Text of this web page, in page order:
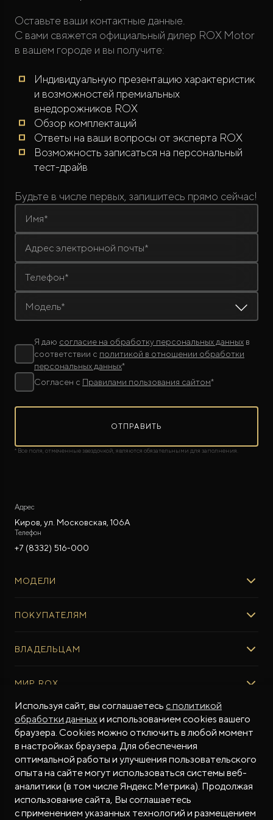
ROX ADAMAS
Совершенно новый флагманский внедорожник
от 9 300 000 ₽*
Оставьте ваши контактные данные.
С вами свяжется официальный дилер ROX Motor
в вашем городе и вы получите:
Индивидуальную презентацию характеристик
и возможностей премиальных
внедорожников ROX
Обзор комплектаций
Ответы на ваши вопросы от эксперта ROX
Возможность записаться на персональный
тест-драйв
Будьте в числе первых, запишитесь прямо сейчас!
Имя*
Адрес электронной почты*
Телефон*
Модель*
Я даю согласие на обработку персональных данных в
соответствии с политикой в отношении обработки
персональных данных*
Согласен с Правилами пользования сайтом*
ОТПРАВИТЬ
* Все поля, отмеченные звездочкой, являются обязательными для заполнения.
Адрес
Киров, ул. Московская, 106А
Телефон
+7 (8332) 516-000
МОДЕЛИ
ROX ADAMAS
ПОКУПАТЕЛЯМ
Авто в наличии
Тест-драйв
Специальные предложения
ФИНАНСЫ И УСЛУГИ
Финансовые программы
Рассчитать кредит
Трейд-ин
Калькулятор трейд-ин
Страхование
ВЛАДЕЛЬЦАМ
Регламент ТО
Программное обеспечение
ПОДДЕРЖКА
Гарантия производителя
Контракт гарантийной поддержки
Помощь на дорогах
Руководства по эксплуатации
МИР ROX
О БРЕНДЕ
Бренд ROX
Дизайн Pininfarina
СМИ о нас
Истории владельцев
Часто задаваемые вопросы
МЫ В СОЦСЕТЯХ
Используя сайт, вы соглашаетесь с политикой
обработки данныхи использованием cookies вашего
браузера. Cookies можно отключить в любой момент
в настройках браузера. Для обеспечения
оптимальной работы и улучшения пользовательского
опыта на сайте могут использоваться системы веб-
аналитики (в том числе Яндекс.Метрика). Продолжая
использование сайта, Вы соглашаетесь
с применением указанных технологий и размещением